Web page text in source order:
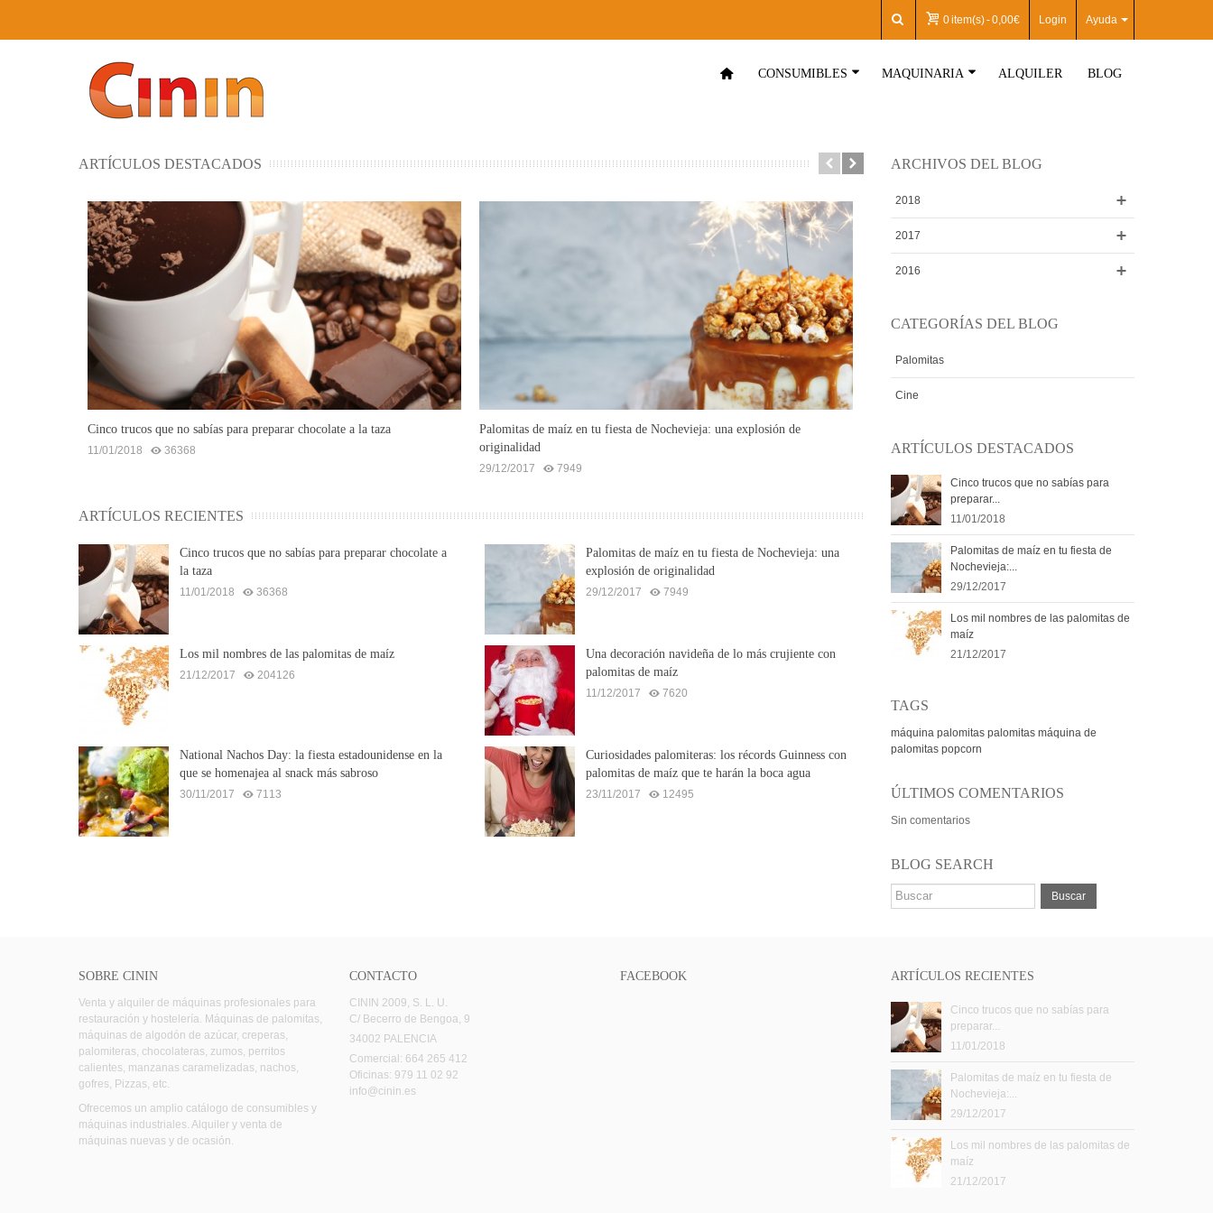
Ayuda
Login
0item(s)-0,00€
CONSUMIBLES MAQUINARIA ALQUILER BLOG
ARTÍCULOS DESTACADOS
Cinco trucos que no sabías para preparar chocolate a la taza
11/01/2018 36368
Palomitas de maíz en tu fiesta de Nochevieja: una explosión de
originalidad
29/12/2017 7949
21/12/2017 204126
ARTÍCULOS RECIENTES
Cinco trucos que no sabías para preparar chocolate a
la taza
11/01/2018 36368
Palomitas de maíz en tu fiesta de Nochevieja: una
explosión de originalidad
29/12/2017 7949
Los mil nombres de las palomitas de maíz
21/12/2017 204126
Una decoración navideña de lo más crujiente con
palomitas de maíz
11/12/2017 7620
National Nachos Day: la fiesta estadounidense en la
que se homenajea al snack más sabroso
30/11/2017 7113
Curiosidades palomiteras: los récords Guinness con
palomitas de maíz que te harán la boca agua
23/11/2017 12495
ARCHIVOS DEL BLOG
2018
2017
2016
CATEGORÍAS DEL BLOG
Palomitas
Cine
ARTÍCULOS DESTACADOS
Cinco trucos que no sabías para
preparar...
11/01/2018
Palomitas de maíz en tu fiesta de
Nochevieja:...
29/12/2017
Los mil nombres de las palomitas de
maíz
21/12/2017
TAGS
máquina palomitas palomitas máquina de
palomitas popcorn
ÚLTIMOS COMENTARIOS
Sin comentarios
BLOG SEARCH
Buscar
SOBRE CININ
Venta y alquiler de máquinas profesionales para
restauración y hostelería. Máquinas de palomitas,
máquinas de algodón de azúcar, creperas,
palomiteras, chocolateras, zumos, perritos
calientes, manzanas caramelizadas, nachos,
gofres, Pizzas, etc.
Ofrecemos un amplio catálogo de consumibles y
máquinas industriales. Alquiler y venta de
máquinas nuevas y de ocasión.
CONTACTO
CININ 2009, S. L. U.
C/ Becerro de Bengoa, 9
34002 PALENCIA
Comercial: 664 265 412
Oficinas: 979 11 02 92
info@cinin.es
FACEBOOK ARTÍCULOS RECIENTES
Cinco trucos que no sabías para
preparar...
11/01/2018
Palomitas de maíz en tu fiesta de
Nochevieja:...
29/12/2017
Los mil nombres de las palomitas de
maíz
21/12/2017